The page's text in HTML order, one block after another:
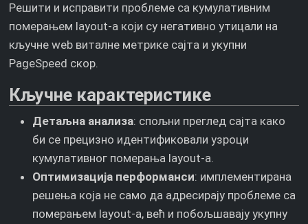
Решити и исправити проблеме са кумулативним
померањем layout-а који су негативно утицали на
кључне web виталне метрике сајта и укупни
PageSpeed скор.
Кључне карактеристике
Детаљна анализа: спољни преглед сајта како
би се прецизно идентификовали узроци
кумулативног померања layout-а.
Оптимизација перформанси: имплементирана
решења која не само да адресирају проблеме са
померањем layout-а, већ и побољшавају укупну